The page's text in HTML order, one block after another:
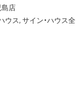
島店
ウス, サイン・ハウス全